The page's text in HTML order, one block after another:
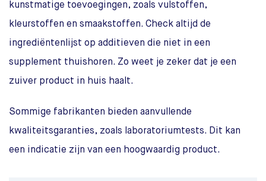
kunstmatige toevoegingen, zoals vulstoffen,
kleurstoffen en smaakstoffen. Check altijd de
ingrediëntenlijst op additieven die niet in een
supplement thuishoren. Zo weet je zeker dat je een
zuiver product in huis haalt.
Sommige fabrikanten bieden aanvullende
kwaliteitsgaranties, zoals laboratoriumtests. Dit kan
een indicatie zijn van een hoogwaardig product.